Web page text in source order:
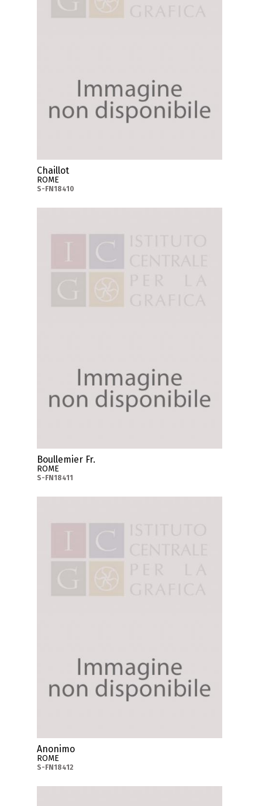
Chaillot
ROME
S-FN18410
Boullemier Fr.
ROME
S-FN18411
Anonimo
ROME
S-FN18412